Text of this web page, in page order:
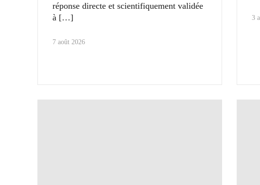
réponse directe et scientifiquement validée
à
7 août 2026
3